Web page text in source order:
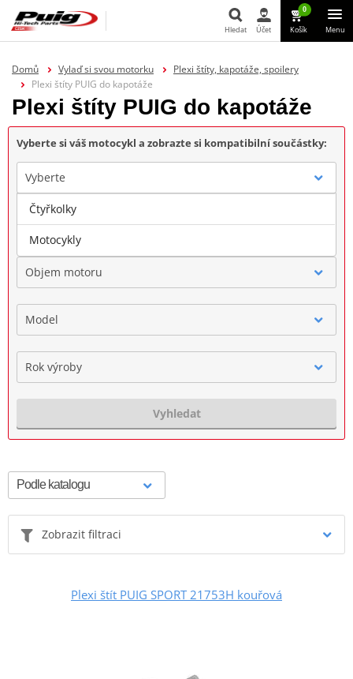
Hledat
Hledat Účet
0
Košík Menu
Domů Vylaď si svou motorku
Plexi štíty, kapotáže, spoilery
Plexi štíty PUIG do kapotáže
Plexi štíty PUIG do kapotáže
Vyberte si váš motocykl a zobrazte si kompatibilní součástky:
Vyberte
Značka
Objem motoru
Model
Rok výroby
Vyhledat
Zobrazit filtraci
Plexi štít PUIG SPORT 21753H kouřová
Čtyřkolky
Motocykly